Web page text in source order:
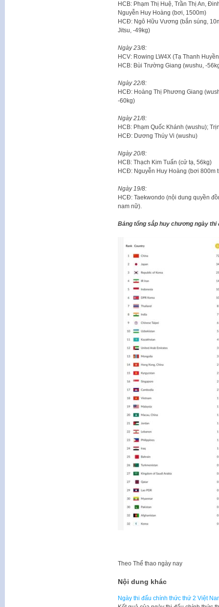
HCB: Phạm Thị Huệ, Trần Thị An,
Nguyễn Huy Hoàng (bơi, 1500m)
HCĐ: Ngô Hữu Vương (bắn súng,
Jitsu, -49kg)
Ngày 23/8:
HCV: Rowing LW4X (Tạ Thanh
HCB: Bùi Trường Giang (wushu, -
Ngày 22/8:
HCĐ: Hoàng Thị Phương Giang
-60kg)
Ngày 21/8:
HCB: Phạm Quốc Khánh (wushu);
HCĐ: Dương Thúy Vi (wushu)
Ngày 20/8:
HCB: Thạch Kim Tuấn (cử tạ, 56kg)
HCĐ: Nguyễn Huy Hoàng (bơi 800m
Ngày 19/8:
HCĐ: Taekwondo (nội dung quyền
nam nữ).
Bảng tổng sắp huy chương ngày thi
Theo Thể thao ngày nay
Nội dung khác
Ngày thi đấu chính thức thứ 2 Việt